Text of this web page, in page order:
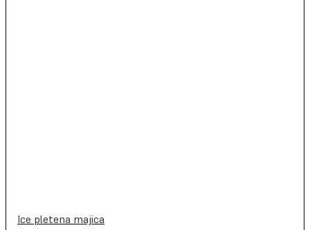
Ice pletena majica